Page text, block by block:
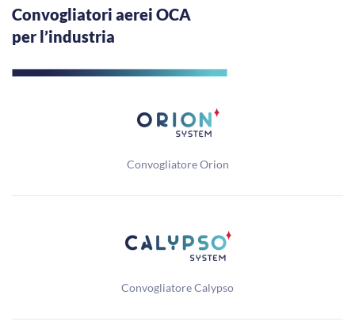
Convogliatori aerei OCA
per l’industria
Convogliatore Orion
Convogliatore Calypso